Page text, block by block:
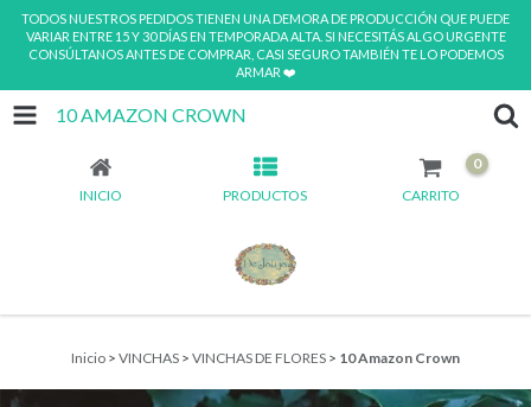
TODOS NUESTROS PEDIDOS TIENEN UNA DEMORA DE PRODUCCIÓN QUE PUEDE
VARIAR ENTRE 15 Y 30 DÍAS EN TEMPORADA ALTA. SI NECESITÁS ALGO URGENTE
CONSÚLTANOS ANTES DE COMPRAR, CASI SEGURO TAMBIÉN TE LO PODEMOS
ARMAR ❤️
10 AMAZON CROWN
INICIO PRODUCTOS CARRITO
0
Inicio > VINCHAS > VINCHAS DE FLORES > 10 Amazon Crown